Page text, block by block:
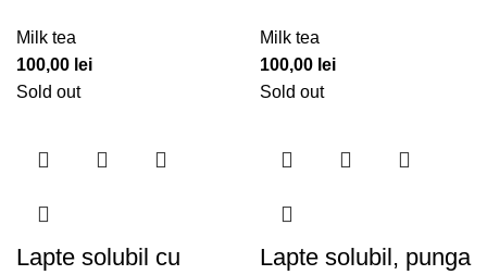
Milk tea
100,00 lei
Milk tea
100,00 lei
Sold out
Lapte solubil cu
Sold out
Lapte solubil, punga